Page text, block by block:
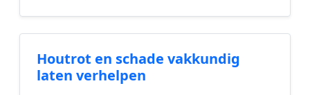
Houtrot en schade vakkundig
laten verhelpen